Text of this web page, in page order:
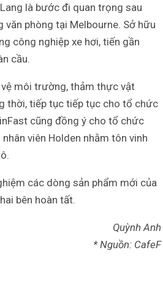
là bước đi quan trọng sau
văn phòng tại Melbourne. Sở hữu
công nghiệp xe hơi, tiến gần
cầu.
môi trường, thảm thực vật
thời, tiếp tục tiếp tục cho tổ chức
cũng đồng ý cho tổ chức
viên Holden nhằm tôn vinh
các dòng sản phẩm mới của
bên hoàn tất.
Quỳnh Anh
* Nguồn: CafeF